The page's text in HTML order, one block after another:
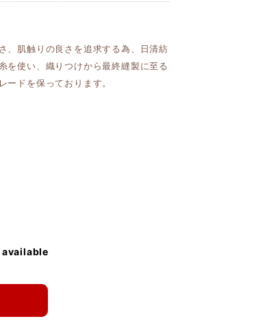
、肌触りの良さを追求する為、日清紡
を使い、織りつけから最終縫製に至る
ードを保っております。